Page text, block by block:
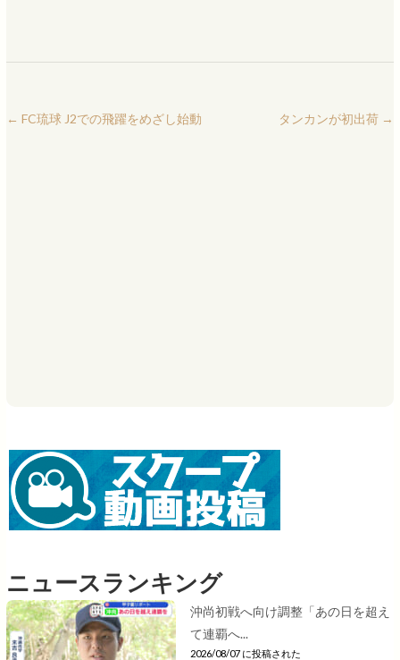
← FC琉球 J2での飛躍をめざし始動 タンカンが初出荷 →
ニュースランキング
沖尚初戦へ向け調整「あの日を超え
て連覇へ...
2026/08/07 に投稿された